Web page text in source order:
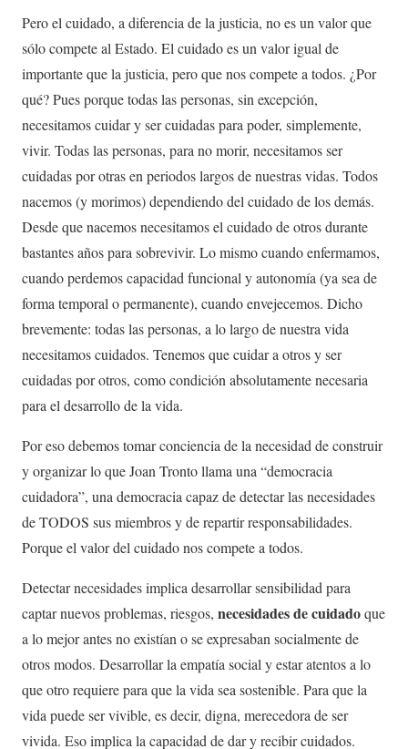
Pero el cuidado, a diferencia de la justicia, no es un valor que
sólo compete al Estado. El cuidado es un valor igual de
importante que la justicia, pero que nos compete a todos. ¿Por
qué? Pues porque todas las personas, sin excepción,
necesitamos cuidar y ser cuidadas para poder, simplemente,
vivir. Todas las personas, para no morir, necesitamos ser
cuidadas por otras en periodos largos de nuestras vidas. Todos
nacemos (y morimos) dependiendo del cuidado de los demás.
Desde que nacemos necesitamos el cuidado de otros durante
bastantes años para sobrevivir. Lo mismo cuando enfermamos,
cuando perdemos capacidad funcional y autonomía (ya sea de
forma temporal o permanente), cuando envejecemos. Dicho
brevemente: todas las personas, a lo largo de nuestra vida
necesitamos cuidados. Tenemos que cuidar a otros y ser
cuidadas por otros, como condición absolutamente necesaria
para el desarrollo de la vida.
Por eso debemos tomar conciencia de la necesidad de construir
y organizar lo que Joan Tronto llama una “democracia
cuidadora”, una democracia capaz de detectar las necesidades
de TODOS sus miembros y de repartir responsabilidades.
Porque el valor del cuidado nos compete a todos.
Detectar necesidades implica desarrollar sensibilidad para
captar nuevos problemas, riesgos, necesidades de cuidadoque
a lo mejor antes no existían o se expresaban socialmente de
otros modos. Desarrollar la empatía social y estar atentos a lo
que otro requiere para que la vida sea sostenible. Para que la
vida puede ser vivible, es decir, digna, merecedora de ser
vivida. Eso implica la capacidad de dar y recibir cuidados.